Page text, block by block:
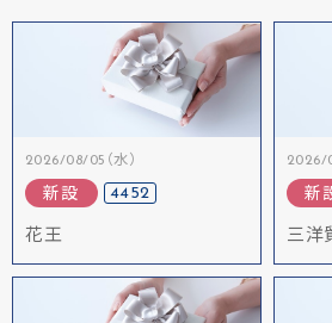
2026/08/05（水）
新設 4452
花王
2026/
新
三洋